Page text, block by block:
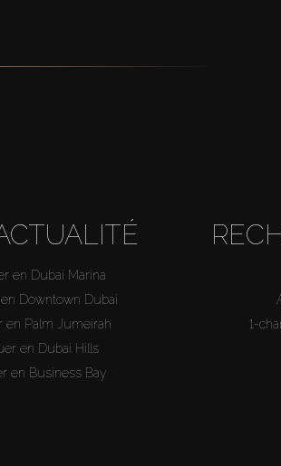
en Dubai Marina
Downtown Dubai
en Palm Jumeirah
en Dubai Hills
en Business Bay
1-